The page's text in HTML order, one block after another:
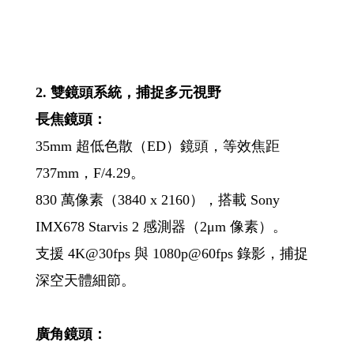
2. 雙鏡頭系統，捕捉多元視野
長焦鏡頭：
35mm 超低色散（ED）鏡頭，等效焦距
737mm，F/4.29。
830 萬像素（3840 x 2160），搭載 Sony
IMX678 Starvis 2 感測器（2μm 像素）。
支援 4K@30fps 與 1080p@60fps 錄影，捕捉
深空天體細節。
廣角鏡頭：